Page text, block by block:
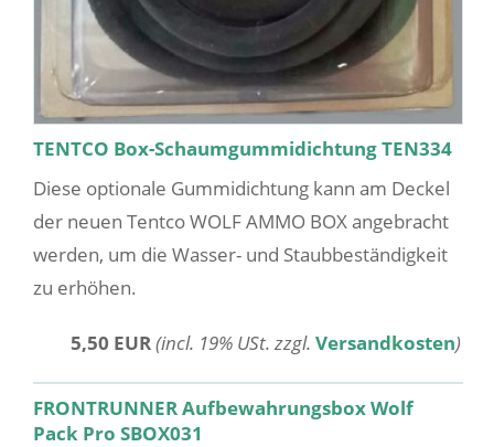
TENTCO Box-Schaumgummidichtung TEN334
Diese optionale Gummidichtung kann am Deckel
der neuen Tentco WOLF AMMO BOX angebracht
werden, um die Wasser- und Staubbeständigkeit
zu erhöhen.
5,50 EUR(incl. 19% USt. zzgl. Versandkosten)
FRONTRUNNER Aufbewahrungsbox Wolf
Pack Pro SBOX031